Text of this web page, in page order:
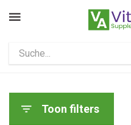
Toon filters